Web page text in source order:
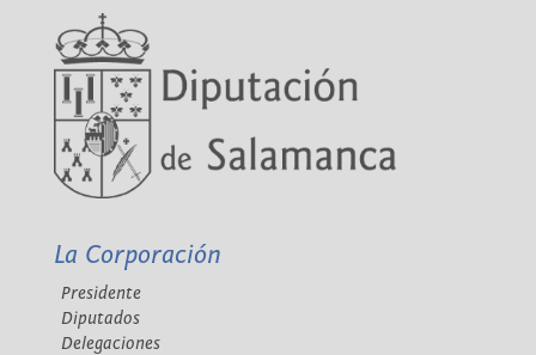
La Corporación
Presidente
Diputados
Delegaciones